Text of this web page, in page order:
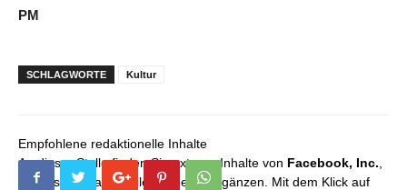
PM
SCHLAGWORTE Kultur
Empfohlene redaktionelle Inhalte
An dieser Stelle finden Sie externe Inhalte von Facebook, Inc.
die unser redaktionelles Angebot ergänzen. Mit dem Klick auf